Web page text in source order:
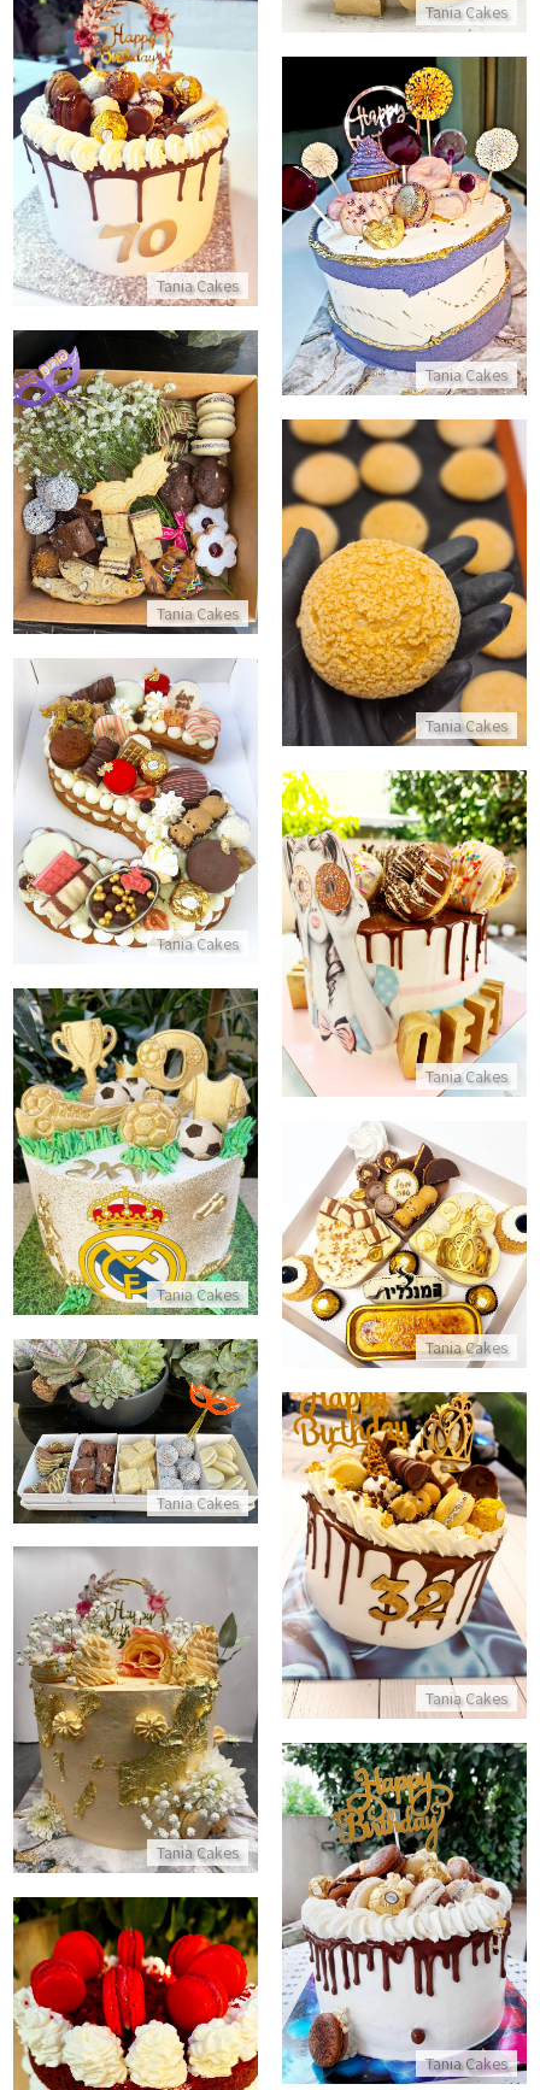
Tania Cakes
Tania Cakes
עוגת טפטופים עם ממתקים יום
התקשר/י
Tania Cakes
עוגת השבר
התקשר/י
Tania Cakes
מארז משלוח מנות מפנק לפורים
התקשר/י
Tania Cakes
פחזניות
התקשר/י
Tania Cakes
עוגת אותיות
התקשר/י
Tania Cakes
עוגת דריפ קייק עם דונאטס
התקשר/י
Tania Cakes
עוגת כדורגל
התקשר/י
Tania Cakes
מארז מתוק ממותג
התקשר/י
Tania Cakes
מארז עוגיות לפורים
התקשר/י
Tania Cakes
עוגת מוס דריפ קייק
התקשר/י
Tania Cakes
עוגה מפוארת ליום הולדת
התקשר/י
Tania Cakes
עוגת דריפ קייק וממתקים
התקשר/י
עוגת רד וולווט